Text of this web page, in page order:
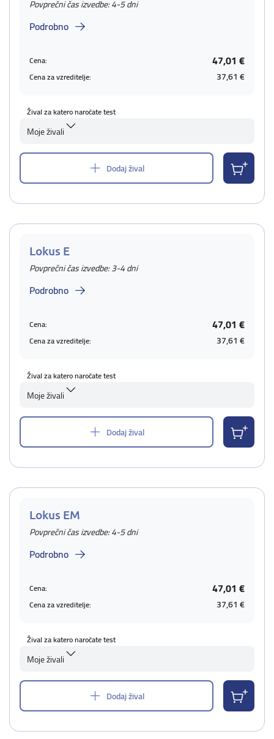
Povprečni čas izvedbe: 4-5 dni
Podrobno
Cena: 47,01 €
Cena za vzreditelje: 37,61 €
Žival za katero naročate test
Moje živali
Dodaj žival
Lokus E
Povprečni čas izvedbe: 3-4 dni
Podrobno
Cena: 47,01 €
Cena za vzreditelje: 37,61 €
Žival za katero naročate test
Moje živali
Dodaj žival
Lokus EM
Povprečni čas izvedbe: 4-5 dni
Podrobno
Cena: 47,01 €
Cena za vzreditelje: 37,61 €
Žival za katero naročate test
Moje živali
Dodaj žival